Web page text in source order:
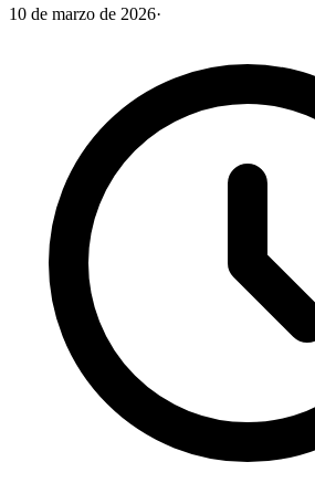
10 de marzo de 2026·